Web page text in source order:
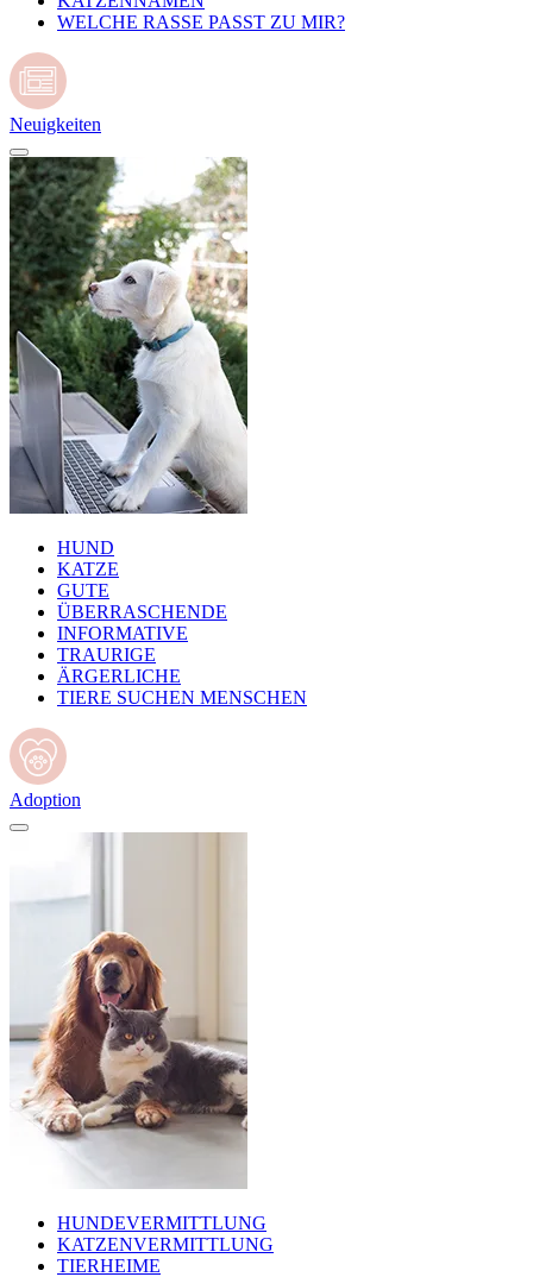
WELCHE RASSE PASST ZU MIR?
Neuigkeiten
HUND
KATZE
GUTE
ÜBERRASCHENDE
INFORMATIVE
TRAURIGE
ÄRGERLICHE
TIERE SUCHEN MENSCHEN
Adoption
HUNDEVERMITTLUNG
KATZENVERMITTLUNG
TIERHEIME